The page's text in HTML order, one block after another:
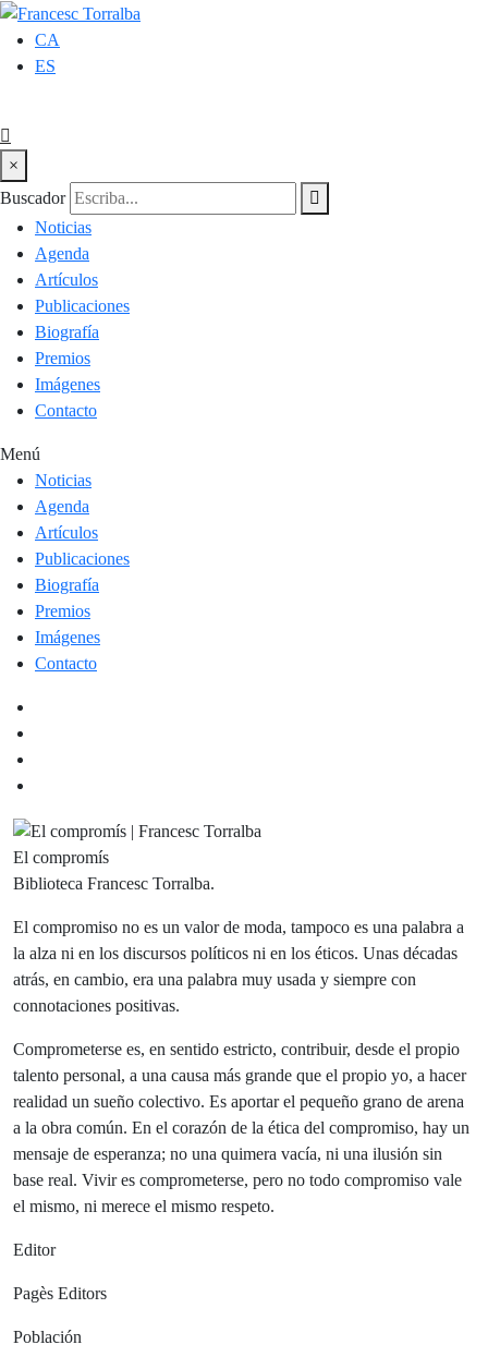
CA
ES
×
Buscador
Noticias
Agenda
Artículos
Publicaciones
Biografía
Premios
Imágenes
Contacto
Menú
Noticias
Agenda
Artículos
Publicaciones
Biografía
Premios
Imágenes
Contacto
El compromís
Biblioteca Francesc Torralba.
El compromiso no es un valor de moda, tampoco es una palabra a
la alza ni en los discursos políticos ni en los éticos. Unas décadas
atrás, en cambio, era una palabra muy usada y siempre con
connotaciones positivas.
Comprometerse es, en sentido estricto, contribuir, desde el propio
talento personal, a una causa más grande que el propio yo, a hacer
realidad un sueño colectivo. Es aportar el pequeño grano de arena
a la obra común. En el corazón de la ética del compromiso, hay un
mensaje de esperanza; no una quimera vacía, ni una ilusión sin
base real. Vivir es comprometerse, pero no todo compromiso vale
el mismo, ni merece el mismo respeto.
Editor
Pagès Editors
Población